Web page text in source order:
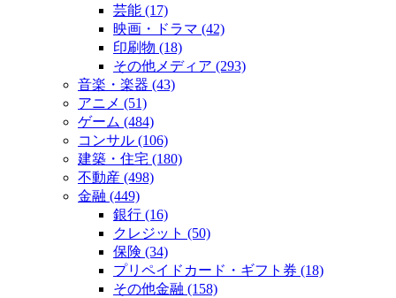
芸能 (17)
映画・ドラマ (42)
印刷物 (18)
その他メディア (293)
音楽・楽器 (43)
アニメ (51)
ゲーム (484)
コンサル (106)
建築・住宅 (180)
不動産 (498)
金融 (449)
銀行 (16)
クレジット (50)
保険 (34)
プリペイドカード・ギフト券 (18)
その他金融 (158)